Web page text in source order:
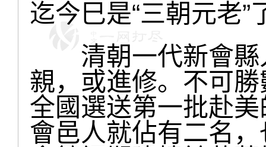
迄今巳是“三朝元老”
清朝一代新會縣
親，或進修。不可
全國選送第一批赴
會邑人就佔有二名